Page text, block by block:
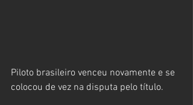
Piloto brasileiro venceu novamente e se
colocou de vez na disputa pelo título.